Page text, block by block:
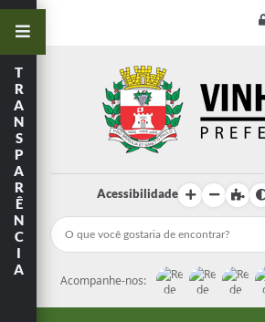
Acessibilidade
Acompanhe-nos:
T
R
A
N
S
P
A
R
Ê
N
C
I
A